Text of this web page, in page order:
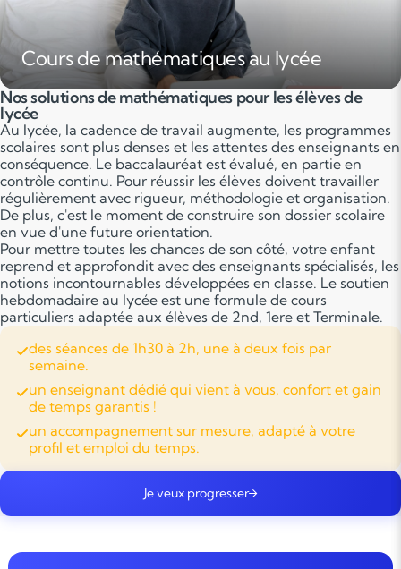
Cours de mathématiques au lycée
Nos solutions de mathématiques pour les élèves de
lycée
Au lycée, la cadence de travail augmente, les programmes
scolaires sont plus denses et les attentes des enseignants en
conséquence. Le baccalauréat est évalué, en partie en
contrôle continu. Pour réussir les élèves doivent travailler
régulièrement avec rigueur, méthodologie et organisation.
De plus, c'est le moment de construire son dossier scolaire
en vue d'une future orientation.
Pour mettre toutes les chances de son côté, votre enfant
reprend et approfondit avec des enseignants spécialisés, les
notions incontournables développées en classe. Le soutien
hebdomadaire au lycée est une formule de cours
particuliers adaptée aux élèves de 2nd, 1ere et Terminale.
des séances de 1h30 à 2h, une à deux fois par
semaine.
un enseignant dédié qui vient à vous, confort et gain
de temps garantis !
un accompagnement sur mesure, adapté à votre
profil et emploi du temps.
Je veux progresser